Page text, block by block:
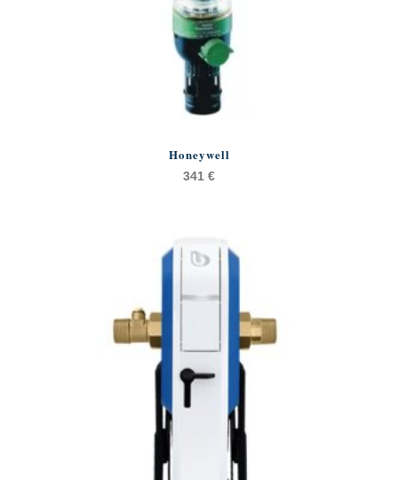
Honeywell
341 €